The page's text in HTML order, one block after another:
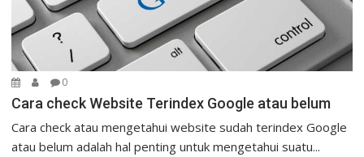
0
Cara check Website Terindex Google atau belum
Cara check atau mengetahui website sudah terindex Google
atau belum adalah hal penting untuk mengetahui suatu...